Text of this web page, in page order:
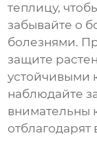
теплицу,
забывайте о
болезнями.
защите
устойчивыми
наблюдайте
внимательны